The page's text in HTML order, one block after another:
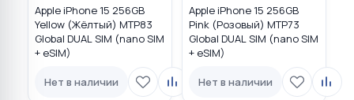
Apple iPhone 15 256GB
Yellow (Жёлтый) MTP83
Global DUAL SIM (nano SIM
+ eSIM)
Нет в наличии
Apple iPhone 15 256GB
Pink (Розовый) MTP73
Global DUAL SIM (nano SIM
+ eSIM)
Нет в наличии